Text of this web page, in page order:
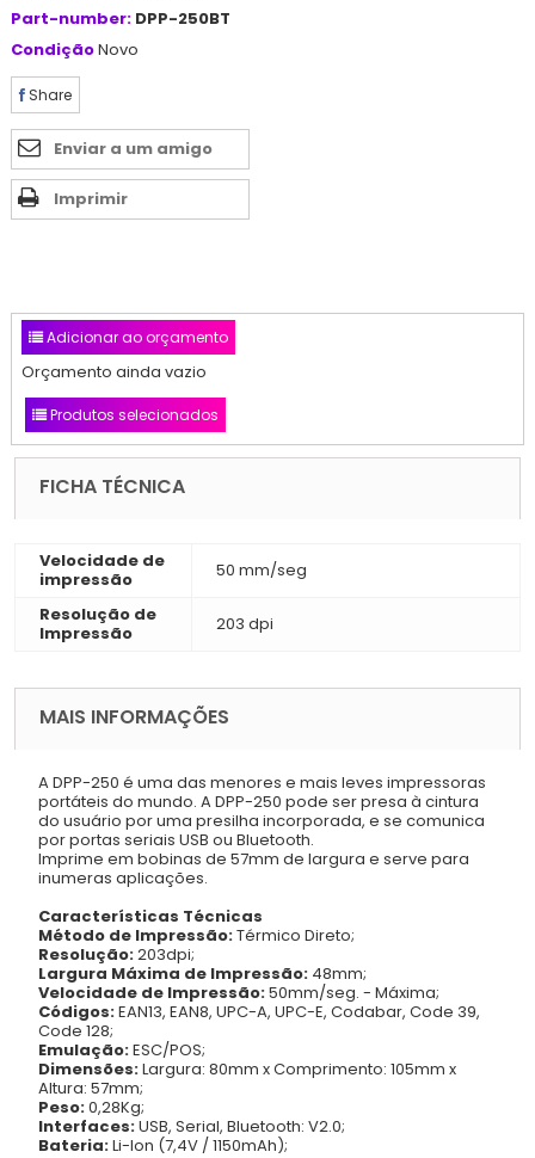
Part-number: DPP-250BT
CondiçãoNovo
Share
Enviar a um amigo
Imprimir
Adicionar ao orçamento
Orçamento ainda vazio
Produtos selecionados
FICHA TÉCNICA
Velocidade de
impressão
50 mm/seg
Resolução de
Impressão
203 dpi
MAIS INFORMAÇÕES
A DPP-250 é uma das menores e mais leves impressoras
portáteis do mundo. A DPP-250 pode ser presa à cintura
do usuário por uma presilha incorporada, e se comunica
por portas seriais USB ou Bluetooth.
Imprime em bobinas de 57mm de largura e serve para
inumeras aplicações.
Características Técnicas
Método de Impressão:Térmico Direto;
Resolução:203dpi;
Largura Máxima de Impressão: 48mm;
Velocidade de Impressão:50mm/seg. - Máxima;
Códigos:EAN13, EAN8, UPC-A, UPC-E, Codabar, Code 39,
Code 128;
Emulação:ESC/POS;
Dimensões:Largura: 80mm x Comprimento: 105mm x
Altura: 57mm;
Peso:0,28Kg;
Interfaces:USB, Serial, Bluetooth: V2.0;
Bateria:Li-Ion (7,4V / 1150mAh);